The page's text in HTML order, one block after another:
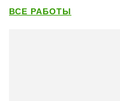
ВСЕ РАБОТЫ